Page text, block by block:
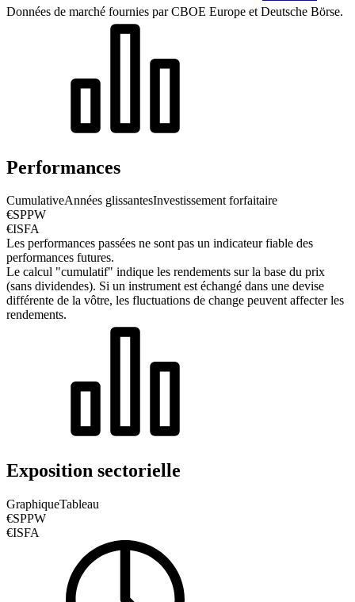
Données de marché fournies par CBOE Europe et Deutsche Börse.
Performances
CumulativeAnnées glissantesInvestissement forfaitaire
€SPPW
€ISFA
Les performances passées ne sont pas un indicateur fiable des
performances futures.
Le calcul "cumulatif" indique les rendements sur la base du prix
(sans dividendes). Si un instrument est échangé dans une devise
différente de la vôtre, les fluctuations de change peuvent affecter les
rendements.
Exposition sectorielle
GraphiqueTableau
€SPPW
€ISFA